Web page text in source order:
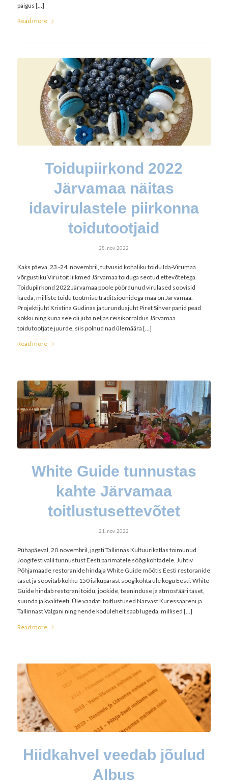
paigus […]
Read more
Toidupiirkond 2022
Järvamaa näitas
idavirulastele piirkonna
toidutootjaid
28. nov. 2022
Kaks päeva, 23.-24. novembril, tutvusid kohaliku toidu Ida-Virumaa
võrgustiku Viru toit liikmed Järvamaa toiduga seotud ettevõtetega.
Toidupiirkond 2022 Järvamaa poole pöördunud virulased soovisid
kaeda, milliste toidu tootmise traditsioonidega maa on Järvamaa.
Projektijuht Kristina Gudinas ja turundusjuht Piret Sihver panid pead
kokku ning kuna see oli juba neljas reisikorraldus Järvamaa
toidutootjate juurde, siis polnud nad ülemäära […]
Read more
White Guide tunnustas
kahte Järvamaa
toitlustusettevõtet
21. nov. 2022
Pühapäeval, 20.novembril, jagati Tallinnas Kultuurikatlas toimunud
Joogifestivalil tunnustust Eesti parimatele söögikohtadele. Juhtiv
Põhjamaade restoranide hindaja White Guide mõõtis Eesti restoranide
taset ja soovitab kokku 150 isikupärast söögikohta üle kogu Eesti. White
Guide hindab restorani toidu, jookide, teeninduse ja atmosfääri taset,
suunda ja kvaliteeti. Üle vaadati toitlustused Narvast Kuressaareni ja
Tallinnast Valgani ning nende kodulehelt saab lugeda, millised […]
Read more
Hiidkahvel veedab jõulud
Albus